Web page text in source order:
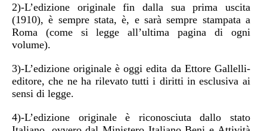
2)-L’edizione originale fin dalla sua prima uscita
(1910), è sempre stata, è, e sarà sempre stampata a
Roma (come si legge all’ultima pagina di ogni
volume).
3)-L’edizione originale è oggi edita da Ettore Gallelli-
editore, che ne ha rilevato tutti i diritti in esclusiva ai
sensi di legge.
4)-L’edizione originale è riconosciuta dallo stato